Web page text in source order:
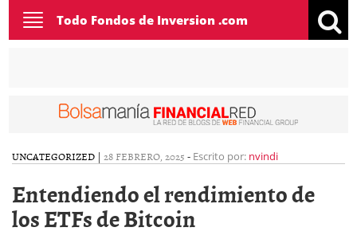
Toggle
navigation
Todo Fondos de Inversion .com
UNCATEGORIZED | 28 FEBRERO, 2025 - Escrito por: nvindi
Entendiendo el rendimiento de
los ETFs de Bitcoin